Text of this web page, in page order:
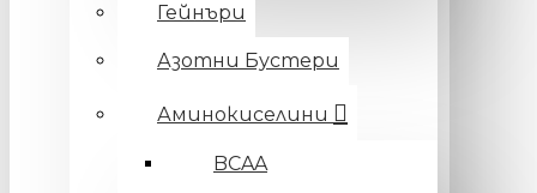
Гейнъри
Азотни Бустери
Аминокиселини
BCAA